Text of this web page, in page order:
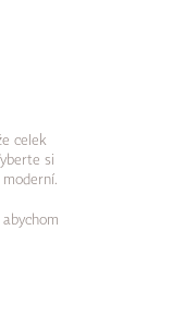
celek
si